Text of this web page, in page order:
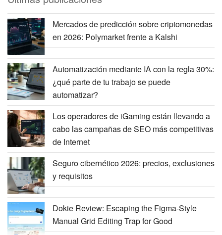
Mercados de predicción sobre criptomonedas
en 2026: Polymarket frente a Kalshi
Automatización mediante IA con la regla 30%:
¿qué parte de tu trabajo se puede
automatizar?
Los operadores de iGaming están llevando a
cabo las campañas de SEO más competitivas
de Internet
Seguro cibernético 2026: precios, exclusiones
y requisitos
Dokie Review: Escaping the Figma-Style
Manual Grid Editing Trap for Good